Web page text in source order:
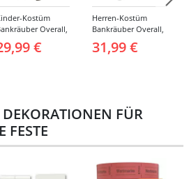
Kostüm
Overall,
€
Herren-Kostüm
Bankräuber Overall,
31,99 €
FÜR